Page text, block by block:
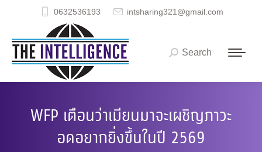
0632536193 intsharing321@gmail.com
Search:
Search
WFP เตือนว่าเมียนมาจะเผชิญภาวะ
อดอยากยิ่งขึ้นในปี 2569